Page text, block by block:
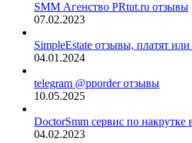
SMM Агенство PRtut.ru отзывы
07.02.2023
SimpleEstate отзывы, платят или
04.01.2024
telegram @pporder отзывы
10.05.2025
DoctorSmm сервис по накрутке
04.02.2023